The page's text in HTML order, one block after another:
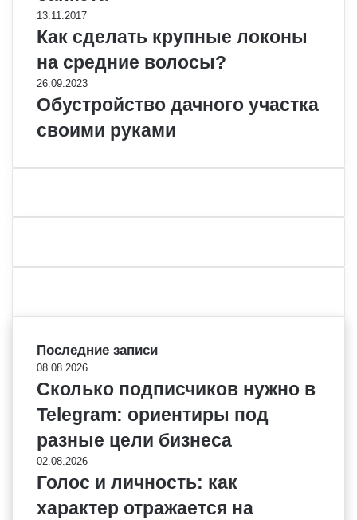
13.11.2017
Как сделать крупные локоны
на средние волосы?
26.09.2023
Обустройство дачного участка
своими руками
Последние записи
08.08.2026
Сколько подписчиков нужно в
Telegram: ориентиры под
разные цели бизнеса
02.08.2026
Голос и личность: как
характер отражается на